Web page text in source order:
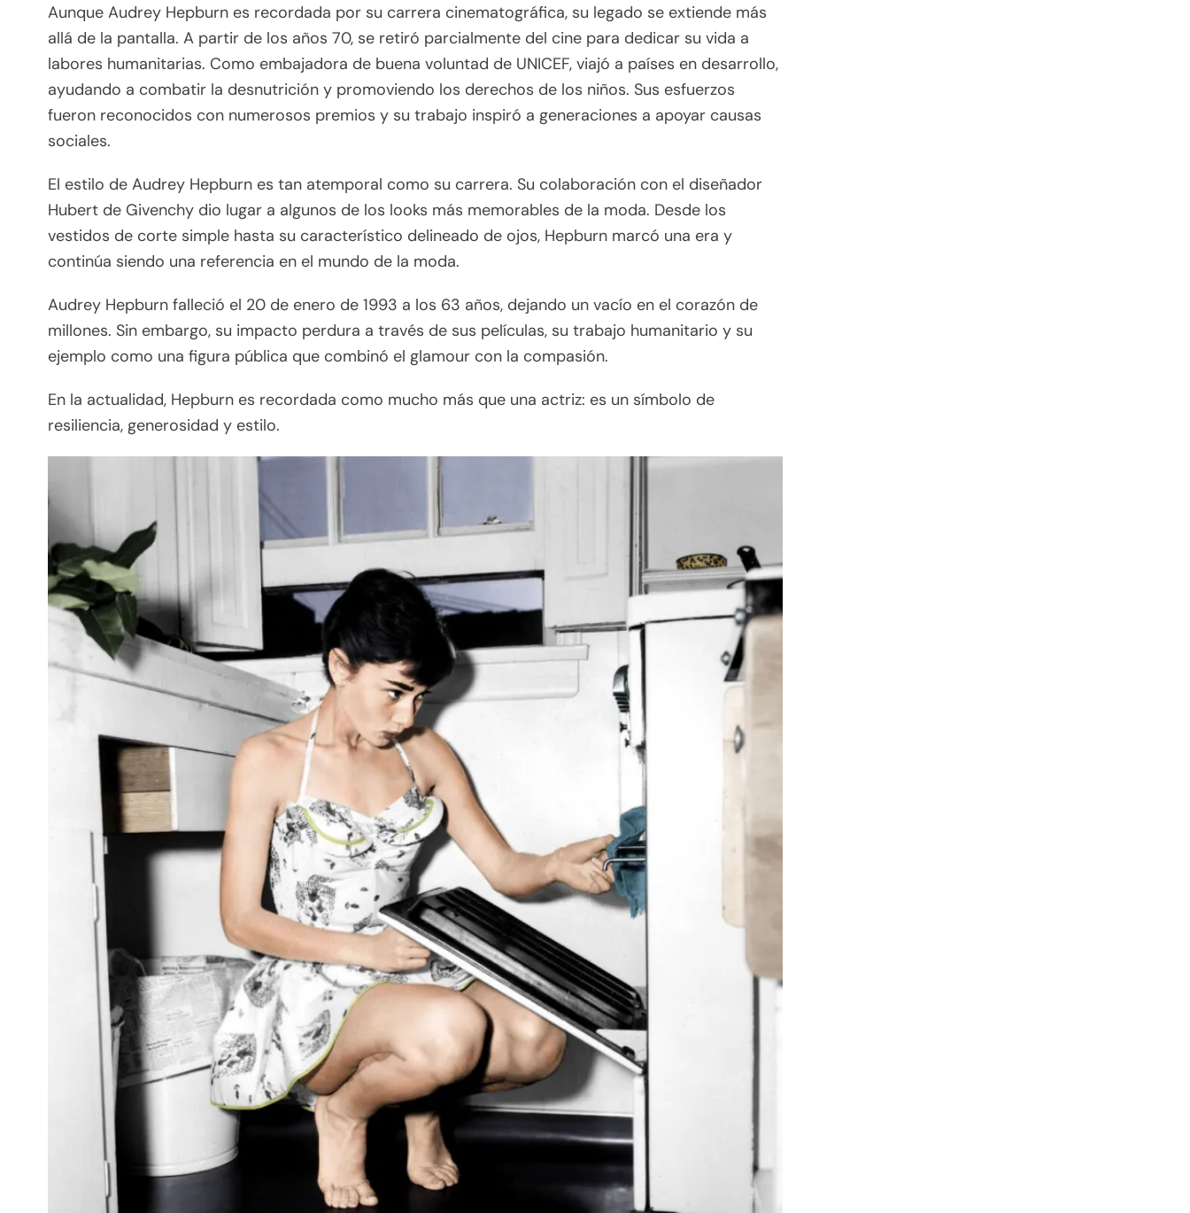
Aunque Audrey Hepburn es recordada por su carrera cinematográfica, su legado se extiende más
allá de la pantalla. A partir de los años 70, se retiró parcialmente del cine para dedicar su vida a
labores humanitarias. Como embajadora de buena voluntad de UNICEF, viajó a países en desarrollo,
ayudando a combatir la desnutrición y promoviendo los derechos de los niños. Sus esfuerzos
fueron reconocidos con numerosos premios y su trabajo inspiró a generaciones a apoyar causas
sociales.
El estilo de Audrey Hepburn es tan atemporal como su carrera. Su colaboración con el diseñador
Hubert de Givenchy dio lugar a algunos de los looks más memorables de la moda. Desde los
vestidos de corte simple hasta su característico delineado de ojos, Hepburn marcó una era y
continúa siendo una referencia en el mundo de la moda.
Audrey Hepburn falleció el 20 de enero de 1993 a los 63 años, dejando un vacío en el corazón de
millones. Sin embargo, su impacto perdura a través de sus películas, su trabajo humanitario y su
ejemplo como una figura pública que combinó el glamour con la compasión.
En la actualidad, Hepburn es recordada como mucho más que una actriz: es un símbolo de
resiliencia, generosidad y estilo.